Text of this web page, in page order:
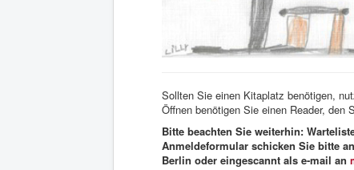
Sollten Sie einen Kitaplatz benötigen,
Öffnen benötigen Sie einen Reader, den
Bitte beachten Sie weiterhin:
Anmeldeformular schicken Sie bitte
Berlin oder eingescannt als e-mail an